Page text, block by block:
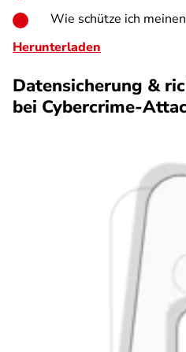
Wie schütze ich
Herunterladen
Datensicherung &
bei Cybercrime-